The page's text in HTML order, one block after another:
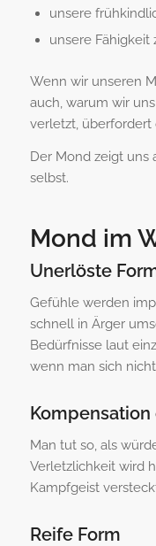
unsere
unsere Fähigkeit
Wenn wir unseren
auch, warum wir
verletzt,
Der Mond zeigt uns
selbst.
Mond im
Unerlöste
Gefühle werden
schnell in Ärger
Bedürfnisse laut
wenn man sich
Man tut so, als
Verletzlichkeit wird
Kampfgeist
Reife Form